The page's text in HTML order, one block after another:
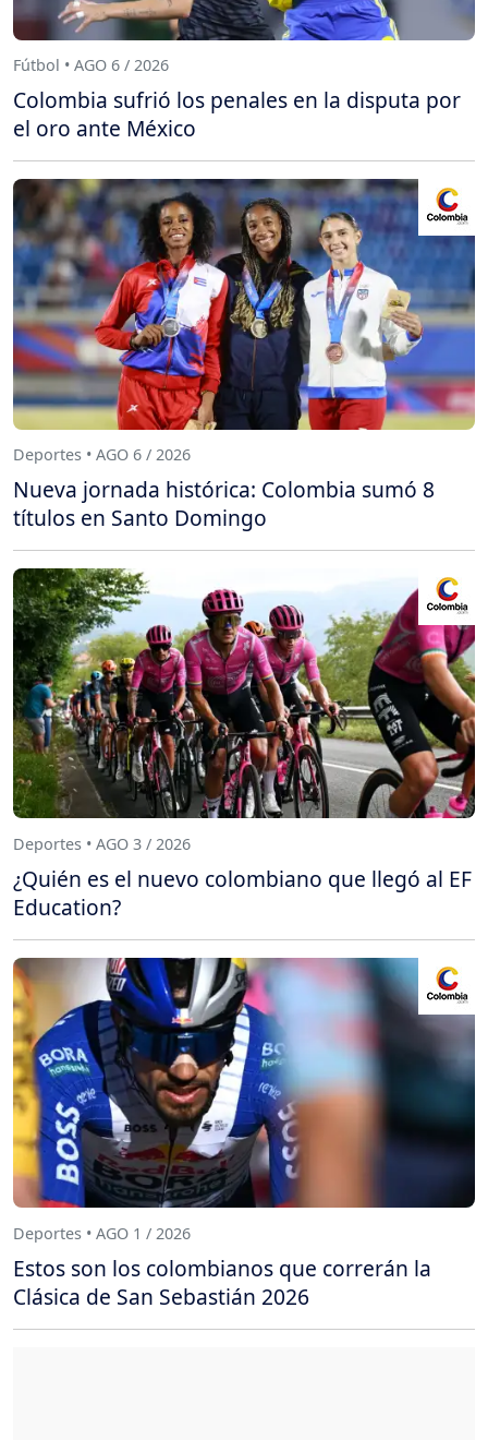
Fútbol • AGO 6 / 2026
Colombia sufrió los penales en la disputa por
el oro ante México
Deportes • AGO 6 / 2026
Nueva jornada histórica: Colombia sumó 8
títulos en Santo Domingo
Deportes • AGO 3 / 2026
¿Quién es el nuevo colombiano que llegó al EF
Education?
Deportes • AGO 1 / 2026
Estos son los colombianos que correrán la
Clásica de San Sebastián 2026